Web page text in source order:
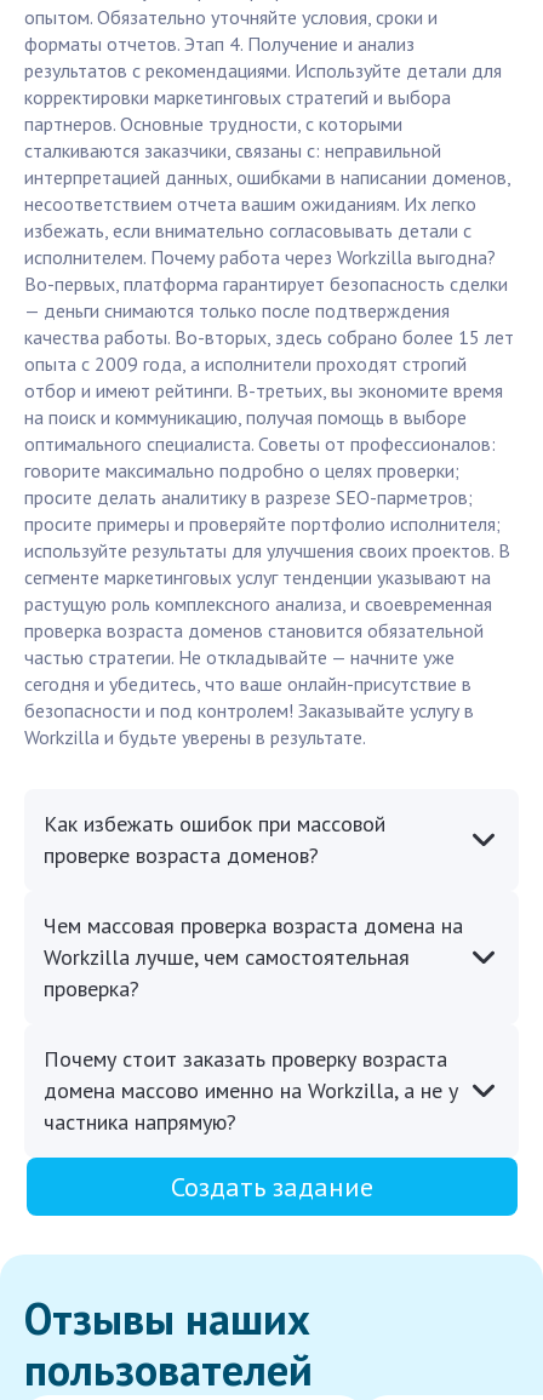
опытом. Обязательно уточняйте условия, сроки и
форматы отчетов. Этап 4. Получение и анализ
результатов с рекомендациями. Используйте детали для
корректировки маркетинговых стратегий и выбора
партнеров. Основные трудности, с которыми
сталкиваются заказчики, связаны с: неправильной
интерпретацией данных, ошибками в написании доменов,
несоответствием отчета вашим ожиданиям. Их легко
избежать, если внимательно согласовывать детали с
исполнителем. Почему работа через Workzilla выгодна?
Во-первых, платформа гарантирует безопасность сделки
— деньги снимаются только после подтверждения
качества работы. Во-вторых, здесь собрано более 15 лет
опыта с 2009 года, а исполнители проходят строгий
отбор и имеют рейтинги. В-третьих, вы экономите время
на поиск и коммуникацию, получая помощь в выборе
оптимального специалиста. Советы от профессионалов:
говорите максимально подробно о целях проверки;
просите делать аналитику в разрезе SEO-парметров;
просите примеры и проверяйте портфолио исполнителя;
используйте результаты для улучшения своих проектов. В
сегменте маркетинговых услуг тенденции указывают на
растущую роль комплексного анализа, и своевременная
проверка возраста доменов становится обязательной
частью стратегии. Не откладывайте — начните уже
сегодня и убедитесь, что ваше онлайн-присутствие в
безопасности и под контролем! Заказывайте услугу в
Workzilla и будьте уверены в результате.
Как избежать ошибок при массовой
проверке возраста доменов?
Чем массовая проверка возраста домена на
Workzilla лучше, чем самостоятельная
проверка?
Почему стоит заказать проверку возраста
домена массово именно на Workzilla, а не у
частника напрямую?
Создать задание
Отзывы наших
пользователей